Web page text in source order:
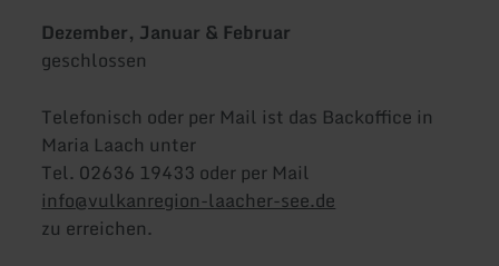
Dezember, Januar & Februar
geschlossen
Telefonisch oder per Mail ist das Backoffice in
Maria Laach unter
Tel. 02636 19433 oder per Mail
info@vulkanregion-laacher-see.de
zu erreichen.